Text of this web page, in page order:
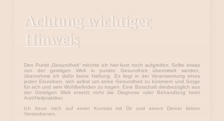
Achtung wichtiger
Hinweis
Den Punkt „Gesundheit“ möchte ich hier kurz noch aufgreifen. Sollte etwas
von der geistigen Welt in punkto Gesundheit übermittelt werden,
übernehme ich dafür keine Haftung. Es liegt in der Verantwortung eines
jeden Einzelnen, sich selbst um seine Gesundheit zu kümmern und Sorge
für sich und sein Wohlbefinden zu tragen. Eine Botschaft diesbezüglich aus
der Geistigen Welt ersetzt nicht die Diagnose oder Behandlung beim
Arzt/Heilpraktiker.
Ich freue mich auf einen Kontakt mit Dir und einem Deiner lieben
Verstorbenen.